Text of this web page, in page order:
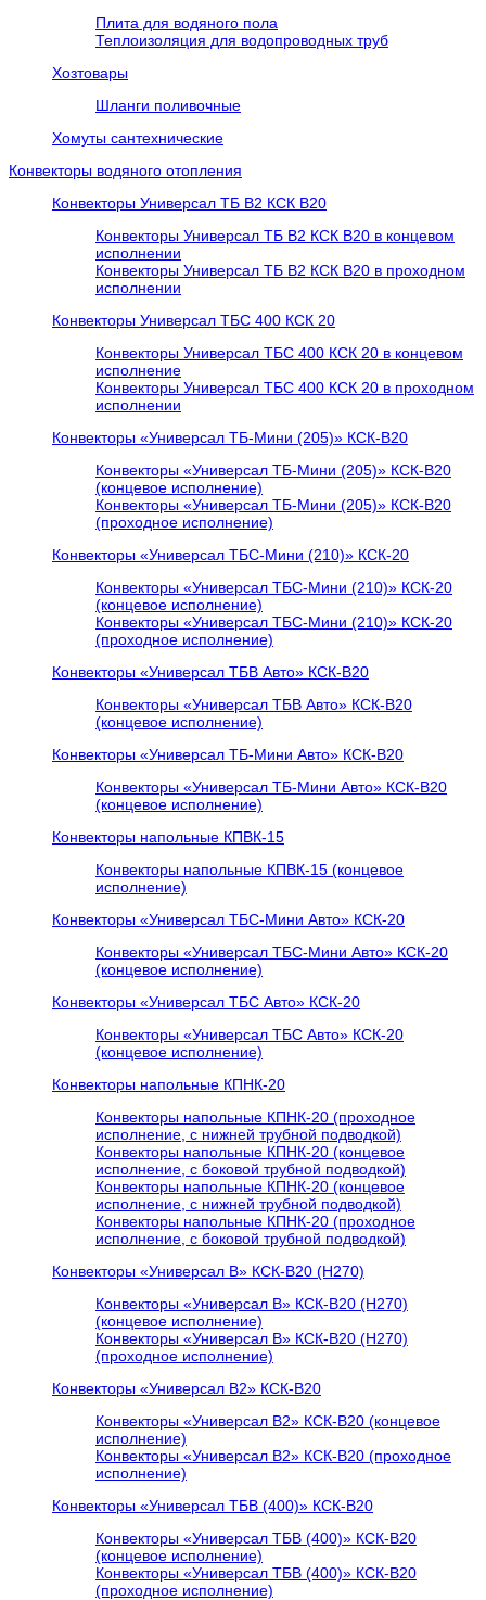
Плита для водяного пола
Теплоизоляция для водопроводных труб
Хозтовары
Шланги поливочные
Хомуты сантехнические
Конвекторы водяного отопления
Конвекторы Универсал ТБ В2 КСК В20
Конвекторы Универсал ТБ В2 КСК В20 в концевом
исполнении
Конвекторы Универсал ТБ В2 КСК В20 в проходном
исполнении
Конвекторы Универсал ТБС 400 КСК 20
Конвекторы Универсал ТБС 400 КСК 20 в концевом
исполнение
Конвекторы Универсал ТБС 400 КСК 20 в проходном
исполнении
Конвекторы «Универсал ТБ-Мини (205)» КСК-В20
Конвекторы «Универсал ТБ-Мини (205)» КСК-В20
(концевое исполнение)
Конвекторы «Универсал ТБ-Мини (205)» КСК-В20
(проходное исполнение)
Конвекторы «Универсал ТБС-Мини (210)» КСК-20
Конвекторы «Универсал ТБС-Мини (210)» КСК-20
(концевое исполнение)
Конвекторы «Универсал ТБС-Мини (210)» КСК-20
(проходное исполнение)
Конвекторы «Универсал ТБВ Авто» КСК-В20
Конвекторы «Универсал ТБВ Авто» КСК-В20
(концевое исполнение)
Конвекторы «Универсал ТБ-Мини Авто» КСК-В20
Конвекторы «Универсал ТБ-Мини Авто» КСК-В20
(концевое исполнение)
Конвекторы напольные КПВК-15
Конвекторы напольные КПВК-15 (концевое
исполнение)
Конвекторы «Универсал ТБC-Мини Авто» КСК-20
Конвекторы «Универсал ТБC-Мини Авто» КСК-20
(концевое исполнение)
Конвекторы «Универсал ТБC Авто» КСК-20
Конвекторы «Универсал ТБC Авто» КСК-20
(концевое исполнение)
Конвекторы напольные КПНК-20
Конвекторы напольные КПНК-20 (проходное
исполнение, с нижней трубной подводкой)
Конвекторы напольные КПНК-20 (концевое
исполнение, с боковой трубной подводкой)
Конвекторы напольные КПНК-20 (концевое
исполнение, с нижней трубной подводкой)
Конвекторы напольные КПНК-20 (проходное
исполнение, с боковой трубной подводкой)
Конвекторы «Универсал В» КСК-В20 (H270)
Конвекторы «Универсал В» КСК-В20 (H270)
(концевое исполнение)
Конвекторы «Универсал В» КСК-В20 (H270)
(проходное исполнение)
Конвекторы «Универсал В2» КСК-В20
Конвекторы «Универсал В2» КСК-В20 (концевое
исполнение)
Конвекторы «Универсал В2» КСК-В20 (проходное
исполнение)
Конвекторы «Универсал ТБВ (400)» КСК-В20
Конвекторы «Универсал ТБВ (400)» КСК-В20
(концевое исполнение)
Конвекторы «Универсал ТБВ (400)» КСК-В20
(проходное исполнение)